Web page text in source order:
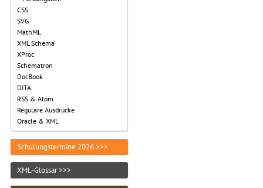
CSS
SVG
MathML
XML Schema
XProc
Schematron
DocBook
DITA
RSS & Atom
Reguläre Ausdrücke
Oracle & XML
Schulungstermine 2026 >>>
XML-Glossar >>>